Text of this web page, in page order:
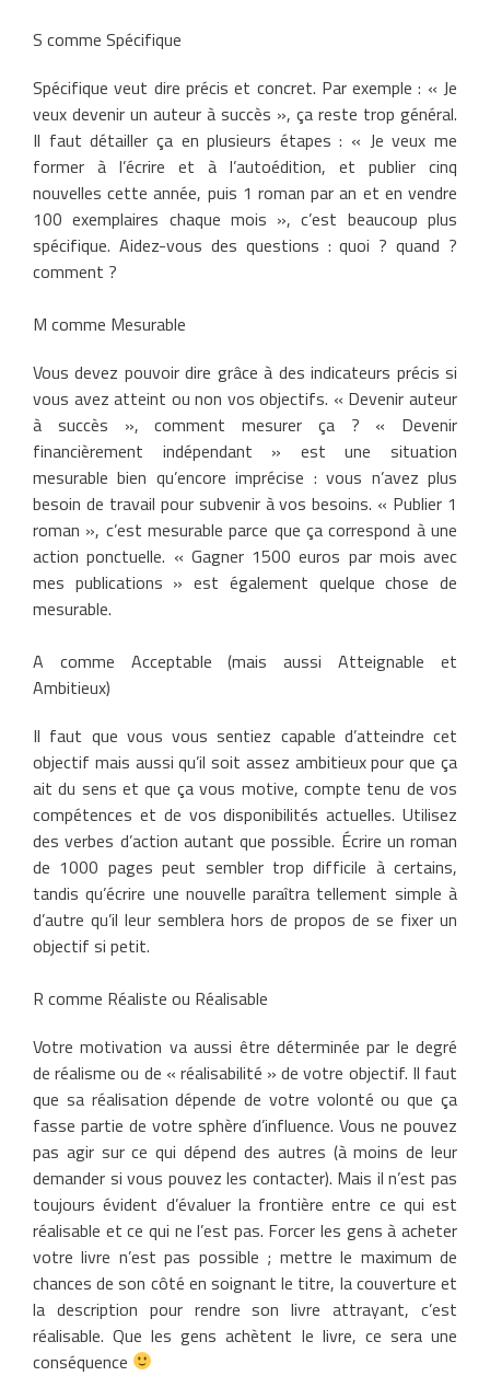
S comme Spécifique
Spécifique veut dire précis et concret. Par exemple : « Je
veux devenir un auteur à succès », ça reste trop général.
Il faut détailler ça en plusieurs étapes : « Je veux me
former à l’écrire et à l’autoédition, et publier cinq
nouvelles cette année, puis 1 roman par an et en vendre
100 exemplaires chaque mois », c’est beaucoup plus
spécifique. Aidez-vous des questions : quoi ? quand ?
comment ?
M comme Mesurable
Vous devez pouvoir dire grâce à des indicateurs précis si
vous avez atteint ou non vos objectifs. « Devenir auteur
à succès », comment mesurer ça ? « Devenir
financièrement indépendant » est une situation
mesurable bien qu’encore imprécise : vous n’avez plus
besoin de travail pour subvenir à vos besoins. « Publier 1
roman », c’est mesurable parce que ça correspond à une
action ponctuelle. « Gagner 1500 euros par mois avec
mes publications » est également quelque chose de
mesurable.
A comme Acceptable (mais aussi Atteignable et
Ambitieux)
Il faut que vous vous sentiez capable d’atteindre cet
objectif mais aussi qu’il soit assez ambitieux pour que ça
ait du sens et que ça vous motive, compte tenu de vos
compétences et de vos disponibilités actuelles. Utilisez
des verbes d’action autant que possible. Écrire un roman
de 1000 pages peut sembler trop difficile à certains,
tandis qu’écrire une nouvelle paraîtra tellement simple à
d’autre qu’il leur semblera hors de propos de se fixer un
objectif si petit.
R comme Réaliste ou Réalisable
Votre motivation va aussi être déterminée par le degré
de réalisme ou de « réalisabilité » de votre objectif. Il faut
que sa réalisation dépende de votre volonté ou que ça
fasse partie de votre sphère d’influence. Vous ne pouvez
pas agir sur ce qui dépend des autres (à moins de leur
demander si vous pouvez les contacter). Mais il n’est pas
toujours évident d’évaluer la frontière entre ce qui est
réalisable et ce qui ne l’est pas. Forcer les gens à acheter
votre livre n’est pas possible ; mettre le maximum de
chances de son côté en soignant le titre, la couverture et
la description pour rendre son livre attrayant, c’est
réalisable. Que les gens achètent le livre, ce sera une
conséquence